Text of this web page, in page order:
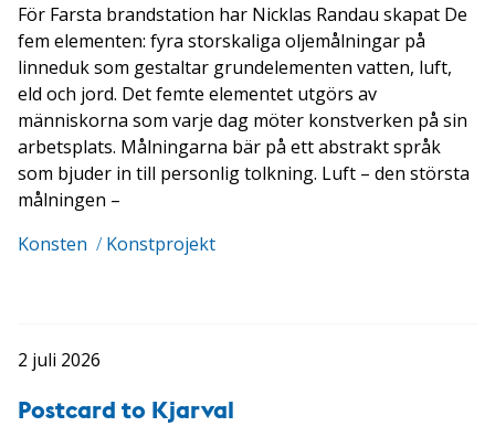
För Farsta brandstation har Nicklas Randau skapat De
fem elementen: fyra storskaliga oljemålningar på
linneduk som gestaltar grundelementen vatten, luft,
eld och jord. Det femte elementet utgörs av
människorna som varje dag möter konstverken på sin
arbetsplats. Målningarna bär på ett abstrakt språk
som bjuder in till personlig tolkning. Luft – den största
målningen –
Konsten / Konstprojekt
2 juli 2026
Postcard to Kjarval